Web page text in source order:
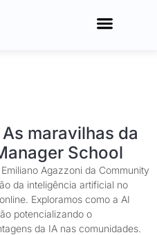
maravilhas da
School
Agazzoni da Community
da inteligência artificial no
Exploramos como a AI
potencializando o
da IA nas comunidades.